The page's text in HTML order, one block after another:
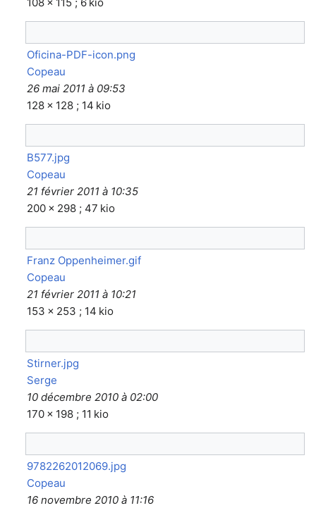
Oficina-PDF-icon.png
Copeau
26 mai 2011 à 09:53
128 × 128 ; 14 kio
B577.jpg
Copeau
21 février 2011 à 10:35
200 × 298 ; 47 kio
Franz Oppenheimer.gif
Copeau
21 février 2011 à 10:21
153 × 253 ; 14 kio
Stirner.jpg
Serge
10 décembre 2010 à 02:00
170 × 198 ; 11 kio
9782262012069.jpg
Copeau
16 novembre 2010 à 11:16